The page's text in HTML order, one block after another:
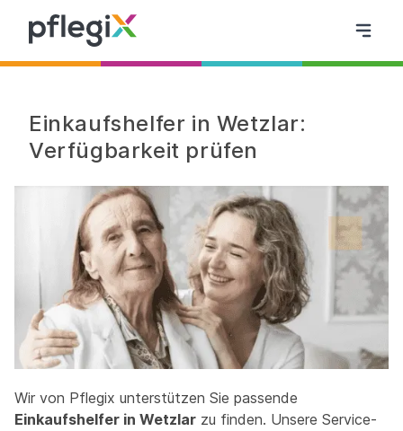
Einkaufshelfer in Wetzlar:
Verfügbarkeit prüfen
Wir von Pflegix unterstützen Sie passende
Einkaufshelfer in Wetzlar zu finden. Unsere Service-